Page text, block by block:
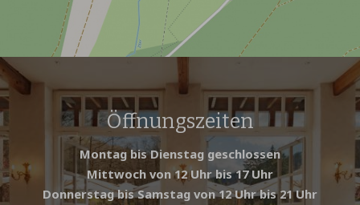
Öffnungszeiten
Montag bis Dienstag geschlossen
Mittwoch von 12 Uhr bis 17 Uhr
Donnerstag bis Samstag von 12 Uhr bis 21 Uhr